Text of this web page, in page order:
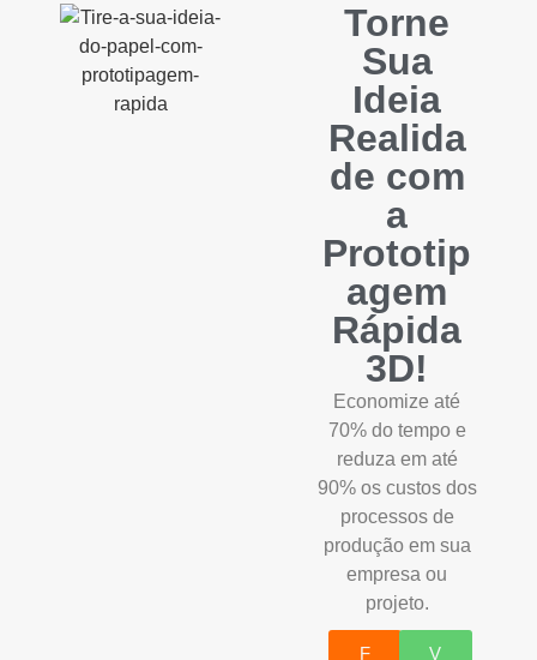
Torne
Sua
Ideia
Realida
de com
a
Prototip
agem
Rápida
3D!
Economize até
70% do tempo e
reduza em até
90% os custos dos
processos de
produção em sua
empresa ou
projeto.
F
V